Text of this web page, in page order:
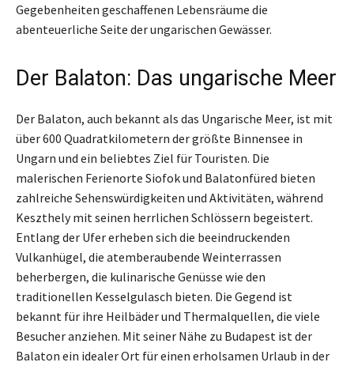
Gegebenheiten geschaffenen Lebensräume die
abenteuerliche Seite der ungarischen Gewässer.
Der Balaton: Das ungarische Meer
Der Balaton, auch bekannt als das Ungarische Meer, ist mit
über 600 Quadratkilometern der größte Binnensee in
Ungarn und ein beliebtes Ziel für Touristen. Die
malerischen Ferienorte Siofok und Balatonfüred bieten
zahlreiche Sehenswürdigkeiten und Aktivitäten, während
Keszthely mit seinen herrlichen Schlössern begeistert.
Entlang der Ufer erheben sich die beeindruckenden
Vulkanhügel, die atemberaubende Weinterrassen
beherbergen, die kulinarische Genüsse wie den
traditionellen Kesselgulasch bieten. Die Gegend ist
bekannt für ihre Heilbäder und Thermalquellen, die viele
Besucher anziehen. Mit seiner Nähe zu Budapest ist der
Balaton ein idealer Ort für einen erholsamen Urlaub in der